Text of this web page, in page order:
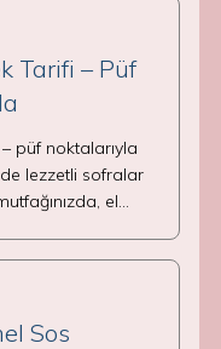
Tarifi – Püf
püf noktalarıyla
lezzetli sofralar
el…
Sos